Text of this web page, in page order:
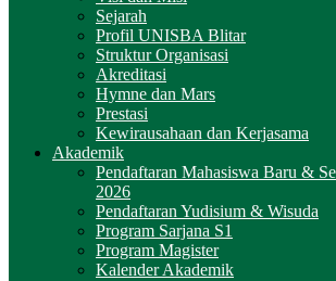
Sejarah
Profil UNISBA Blitar
Struktur Organisasi
Akreditasi
Hymne dan Mars
Prestasi
Kewirausahaan dan Kerjasama
Akademik
Pendaftaran Mahasiswa Baru &
2026
Pendaftaran Yudisium & Wisuda
Program Sarjana S1
Program Magister
Kalender Akademik